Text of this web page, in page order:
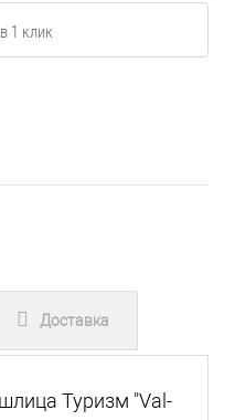
1 клик
Доставка
Туризм "Val-